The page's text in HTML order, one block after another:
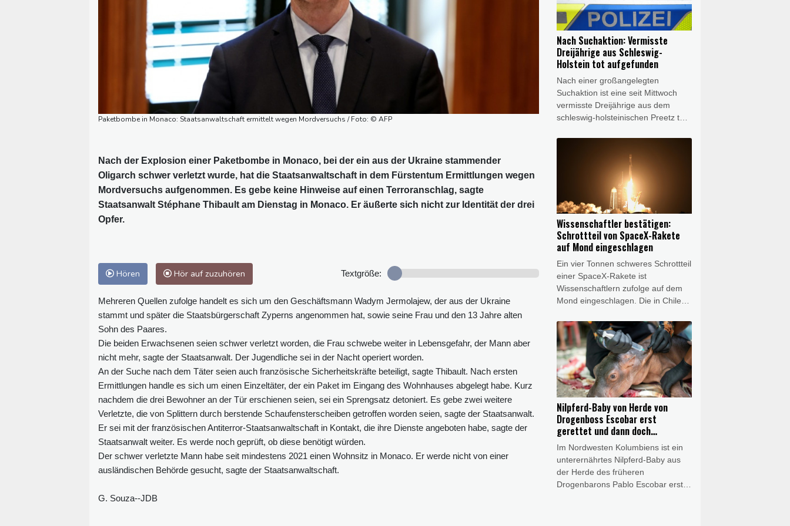
Paketbombe in Monaco: Staatsanwaltschaft ermittelt wegen Mordversuchs / Foto: © AFP
Nach der Explosion einer Paketbombe in Monaco, bei der ein aus der Ukraine stammender
Oligarch schwer verletzt wurde, hat die Staatsanwaltschaft in dem Fürstentum Ermittlungen wegen
Mordversuchs aufgenommen. Es gebe keine Hinweise auf einen Terroranschlag, sagte
Staatsanwalt Stéphane Thibault am Dienstag in Monaco. Er äußerte sich nicht zur Identität der drei
Opfer.
Hören Hör auf zuzuhören Textgröße:
Mehreren Quellen zufolge handelt es sich um den Geschäftsmann Wadym Jermolajew, der aus der Ukraine
stammt und später die Staatsbürgerschaft Zyperns angenommen hat, sowie seine Frau und den 13 Jahre alten
Sohn des Paares.
Die beiden Erwachsenen seien schwer verletzt worden, die Frau schwebe weiter in Lebensgefahr, der Mann aber
nicht mehr, sagte der Staatsanwalt. Der Jugendliche sei in der Nacht operiert worden.
An der Suche nach dem Täter seien auch französische Sicherheitskräfte beteiligt, sagte Thibault. Nach ersten
Ermittlungen handle es sich um einen Einzeltäter, der ein Paket im Eingang des Wohnhauses abgelegt habe. Kurz
nachdem die drei Bewohner an der Tür erschienen seien, sei ein Sprengsatz detoniert. Es gebe zwei weitere
Verletzte, die von Splittern durch berstende Schaufensterscheiben getroffen worden seien, sagte der Staatsanwalt.
Er sei mit der französischen Antiterror-Staatsanwaltschaft in Kontakt, die ihre Dienste angeboten habe, sagte der
Staatsanwalt weiter. Es werde noch geprüft, ob diese benötigt würden.
Der schwer verletzte Mann habe seit mindestens 2021 einen Wohnsitz in Monaco. Er werde nicht von einer
ausländischen Behörde gesucht, sagte der Staatsanwaltschaft.
G. Souza--JDB
aufmerksam gemacht, die ihm nicht
heimisch vorkam. Polizisten fanden
das Tier dann tatsächlich am
Kanalufer und konnten es
einfangen.
Nach Suchaktion: Vermisste
Dreijährige aus Schleswig-
Holstein tot aufgefunden
Nach einer großangelegten
Suchaktion ist eine seit Mittwoch
vermisste Dreijährige aus dem
schleswig-holsteinischen Preetz tot
entdeckten am Donnerstagmorgen
in dem Ort im Kreis Plön ein
lebloses Kleinkind, bei dem es sich
mit großer Wahrscheinlichkeit um
das gesuchte autistische Mädchen
handelt, wie die Polizei in Kiel
mitteilte.
Wissenschaftler bestätigen:
Schrottteil von SpaceX-Rakete
auf Mond eingeschlagen
Ein vier Tonnen schweres Schrottteil
einer SpaceX-Rakete ist
Wissenschaftlern zufolge auf dem
Mond eingeschlagen. Die in Chile
Südsternwarte (ESO) teilte am
Mittwoch mit, dass sie mit Hilfe ihres
hochentwickelten Very Large
Telescope (VLT) entsprechende
"Spektrallinien" entdeckt habe. Der
Aufprall habe sich genau so
ereignet wie erwartet.
Nilpferd-Baby von Herde von
Drogenboss Escobar erst
gerettet und dann doch
gestorben
Im Nordwesten Kolumbiens ist ein
unterernährtes Nilpferd-Baby aus
der Herde des früheren
Drogenbarons Pablo Escobar erst